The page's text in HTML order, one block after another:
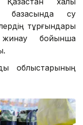
базасында су
тұрғындары
бойынша
облыстарының